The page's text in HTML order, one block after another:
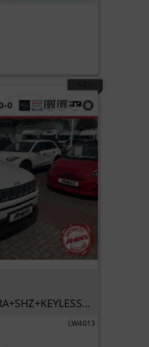
Longitude+NAVI+KAMERA+SHZ+KEYLESSGO+KLIMAAUTO+ALU+PDC
LW4013